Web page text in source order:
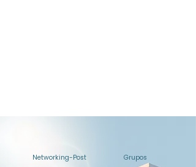
Networking-Post Grupos